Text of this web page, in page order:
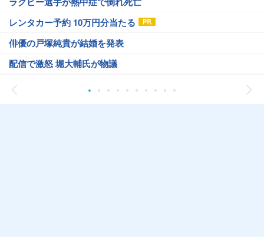
レンタカー予約 10万円分当たる
俳優の戸塚純貴が結婚を発表
配信で激怒 堀大輔氏が物議